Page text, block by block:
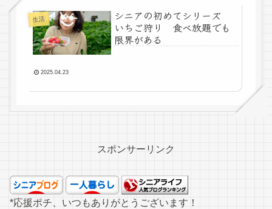
生活
シニアの初めてシリーズ
いちご狩り 食べ放題でも
限界がある
2025.04.23
スポンサーリンク
*応援ポチ、いつもありがとうございます！